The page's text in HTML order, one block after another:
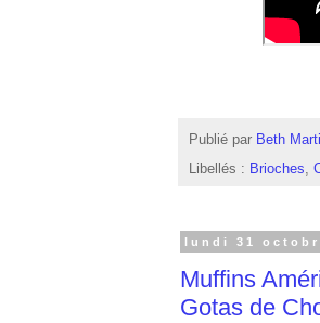
Publié par Beth
Libellés : Brioches,
lundi 31
Muffins
Gotas de